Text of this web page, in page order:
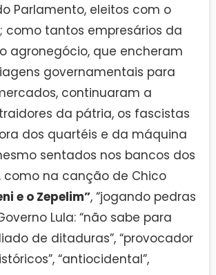
Parlamento, eleitos com o
como tantos empresários da
agronegócio, que encheram
governamentais para
continuaram a
da pátria, os fascistas
dos quartéis e da máquina
sentados nos bancos dos
como na canção de Chico
e o Zepelim”, “jogando pedras
Lula: “não sabe para
de ditaduras”, “provocador
“antiocidental”,